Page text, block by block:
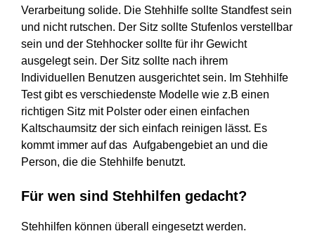
Verarbeitung solide. Die Stehhilfe sollte Standfest sein
und nicht rutschen. Der Sitz sollte Stufenlos verstellbar
sein und der Stehhocker sollte für ihr Gewicht
ausgelegt sein. Der Sitz sollte nach ihrem
Individuellen Benutzen ausgerichtet sein. Im Stehhilfe
Test gibt es verschiedenste Modelle wie z.B einen
richtigen Sitz mit Polster oder einen einfachen
Kaltschaumsitz der sich einfach reinigen lässt. Es
kommt immer auf das Aufgabengebiet an und die
Person, die die Stehhilfe benutzt.
Für wen sind Stehhilfen gedacht?
Stehhilfen können überall eingesetzt werden.